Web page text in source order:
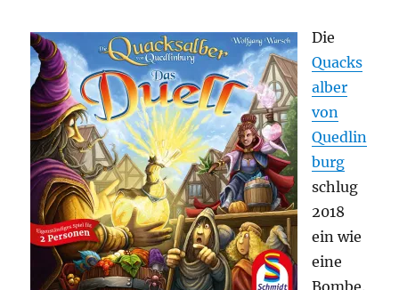
Die
Quacks
alber
von
Quedlin
burg
schlug
2018
ein wie
eine
Bombe.